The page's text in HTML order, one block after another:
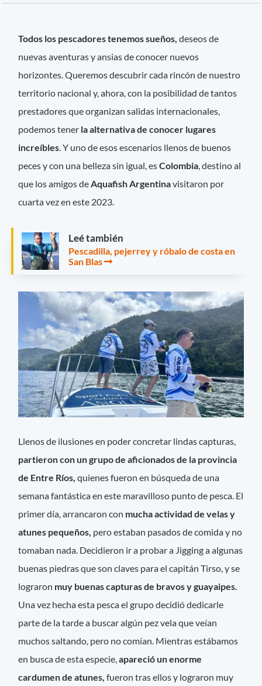
Todos los pescadores tenemos sueños, deseos de
nuevas aventuras y ansias de conocer nuevos
horizontes. Queremos descubrir cada rincón de nuestro
territorio nacional y, ahora, con la posibilidad de tantos
prestadores que organizan salidas internacionales,
podemos tener la alternativa de conocer lugares
increíbles . Y uno de esos escenarios llenos de buenos
peces y con una belleza sin igual, esColombia , destino al
que los amigos de Aquafish Argentinavisitaron por
cuarta vez en este 2023.
Leé también
Pescadilla, pejerrey y róbalo de costa en
San Blas
Llenos de ilusiones en poder concretar lindas capturas,
partieron con un grupo de aficionados de la provincia
de Entre Ríos, quienes fueron en búsqueda de una
semana fantástica en este maravilloso punto de pesca. El
primer día, arrancaron con mucha actividad de velas y
atunes pequeños, pero estaban pasados de comida y no
tomaban nada. Decidieron ir a probar a Jigging a algunas
buenas piedras que son claves para el capitán Tirso, y se
lograron muy buenas capturas de bravos y guayaipes.
Una vez hecha esta pesca el grupo decidió dedicarle
parte de la tarde a buscar algún pez vela que veían
muchos saltando, pero no comían. Mientras estábamos
en busca de esta especie,apareció un enorme
cardumen de atunes,fueron tras ellos y lograron muy